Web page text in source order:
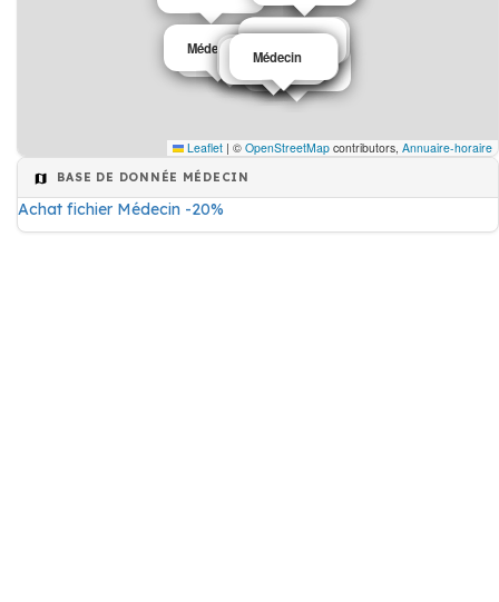
Médecin
Médecin Médecin
Médecin
Médecin
Médecin
Médecin
Médecin
Médecin
Leaflet | © OpenStreetMap contributors, Annuaire-horaire
BASE DE DONNÉE MÉDECIN
Achat fichier Médecin -20%